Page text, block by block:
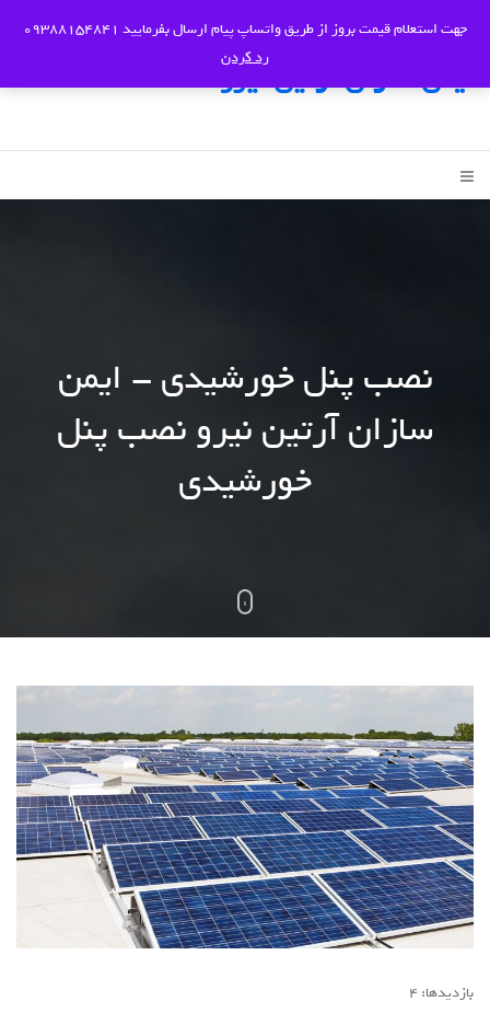
ایمن سازان آرتین نیرو
نصب پنل خورشیدی - ایمن
سازان آرتین نیرو نصب پنل
خورشیدی
بازدیدها: 4
جهت استعلام قیمت بروز از طریق واتساپ پیام ارسال بفرمایید 09388154841
رد کردن